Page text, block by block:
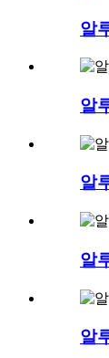
알
알
알
알
알